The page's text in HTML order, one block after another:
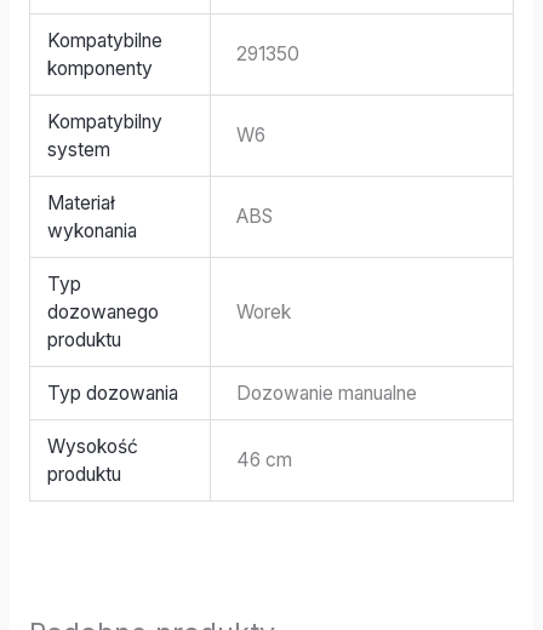
Kompatybilne
komponenty
291350
Kompatybilny
system
W6
Materiał
wykonania
ABS
Typ
dozowanego
produktu
Worek
Typ dozowania Dozowanie manualne
Wysokość
produktu
46 cm